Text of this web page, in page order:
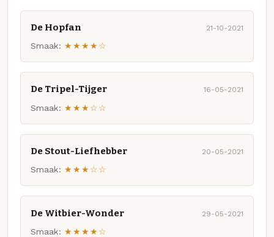
De Hopfan 21-10-2021
Smaak: ★★★★☆
De Tripel-Tijger 16-05-2021
Smaak: ★★★☆☆
De Stout-Liefhebber 20-05-2021
Smaak: ★★★☆☆
De Witbier-Wonder 29-05-2021
Smaak: ★★★★☆